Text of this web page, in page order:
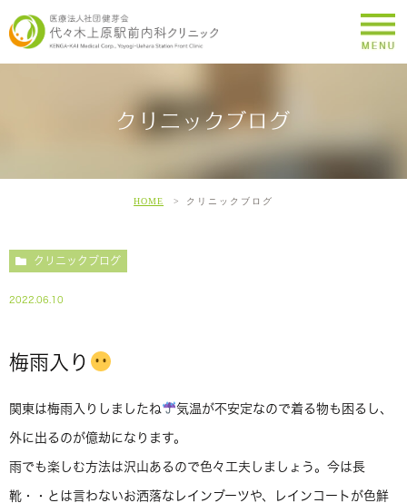
クリニックブログ
HOME クリニックブログ
クリニックブログ
2022.06.10
梅雨入り
関東は梅雨入りしましたね 気温が不安定なので着る物も困るし、
外に出るのが億劫になります。
雨でも楽しむ方法は沢山あるので色々工夫しましょう。今は長
靴・・とは言わないお洒落なレインブーツや、レインコートが色鮮